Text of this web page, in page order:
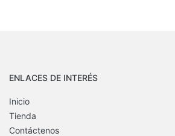
ENLACES DE INTERÉS
Inicio
Tienda
Contáctenos